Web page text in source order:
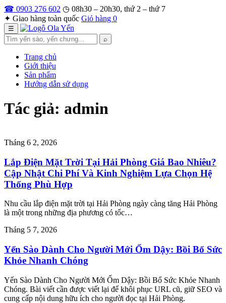
Bỏ
qua
nội
dung
☎ 0903 276 602 ◷ 08h30 – 20h30, thứ 2 – thứ 7
✦ Giao hàng toàn quốc Giỏ hàng 0
☰
Tìm
kiếm
⌕
Trang chủ
Giới thiệu
Sản phẩm
Hướng dẫn sử dụng
Tác giả: admin
Tháng 6 2, 2026
Lắp Điện Mặt Trời Tại Hải Phòng Giá Bao Nhiêu?
Cập Nhật Chi Phí Và Kinh Nghiệm Lựa Chọn Hệ
Thống Phù Hợp
Nhu cầu lắp điện mặt trời tại Hải Phòng ngày càng tăng Hải Phòng
là một trong những địa phương có tốc…
Tháng 5 7, 2026
Yến Sào Dành Cho Người Mới Ốm Dậy: Bồi Bổ Sức
Khỏe Nhanh Chóng
Yến Sào Dành Cho Người Mới Ốm Dậy: Bồi Bổ Sức Khỏe Nhanh
Chóng. Bài viết cần được viết lại để khôi phục URL cũ, giữ SEO và
cung cấp nội dung hữu ích cho người đọc tại Hải Phòng.